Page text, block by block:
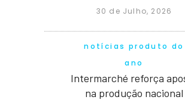
30 de Julho, 2026
notícias produto do
ano
Intermarché reforça
na produção nacional